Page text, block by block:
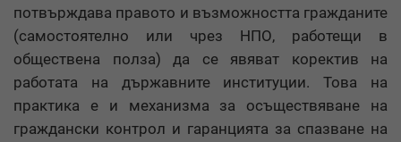
потвърждава правото и възможността гражданите
(самостоятелно или чрез НПО, работещи в
обществена полза) да се явяват коректив на
работата на държавните институции. Това на
практика е и механизма за осъществяване на
граждански контрол и гаранцията за спазване на